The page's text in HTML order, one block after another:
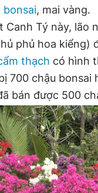
bonsai, mai vàng.
Tý này, lão
phủ hoa
thạch có hình
700 chậu
bán được 500